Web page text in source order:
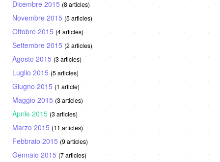
Dicembre 2015 (8 articles)
Novembre 2015 (5 articles)
Ottobre 2015 (4 articles)
Settembre 2015 (2 articles)
Agosto 2015 (3 articles)
Luglio 2015 (5 articles)
Giugno 2015 (1 article)
Maggio 2015 (3 articles)
Aprile 2015 (3 articles)
Marzo 2015 (11 articles)
Febbraio 2015 (9 articles)
Gennaio 2015 (7 articles)